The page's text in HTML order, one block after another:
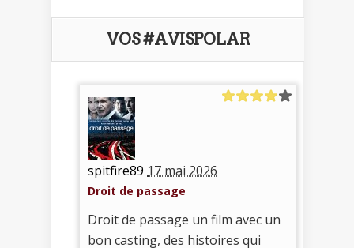
VOS #AVISPOLAR
spitfire89 17 mai 2026
Droit de passage
Droit de passage un film avec un
bon casting, des histoires qui